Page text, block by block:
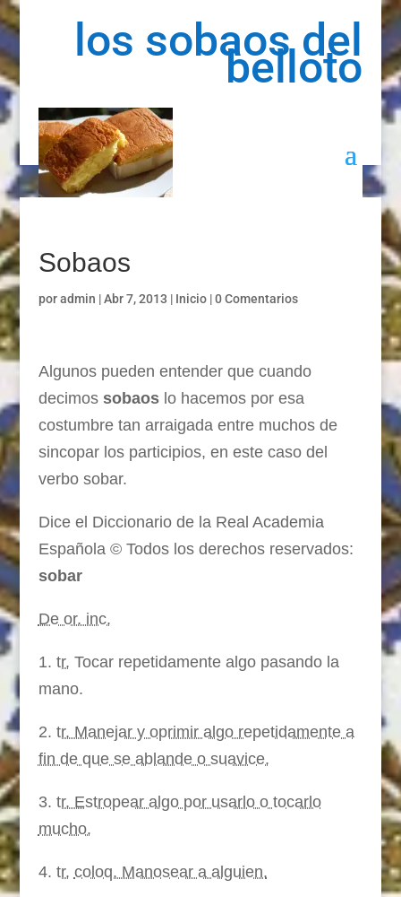
los sobaos del
belloto
Sobaos
poradmin |Abr 7, 2013 | Inicio|0 Comentarios
Algunos pueden entender que cuando
decimos sobaoslo hacemos por esa
costumbre tan arraigada entre muchos de
sincopar los participios, en este caso del
verbo sobar.
Dice el Diccionario de la Real Academia
Española © Todos los derechos reservados:
sobar
De or. inc.
1. tr. Tocar repetidamente algo pasando la
mano.
2. tr. Manejar y oprimir algo repetidamente a
fin de que se ablande o suavice.
3. tr. Estropear algo por usarlo o tocarlo
mucho.
4. tr. coloq. Manosear a alguien.